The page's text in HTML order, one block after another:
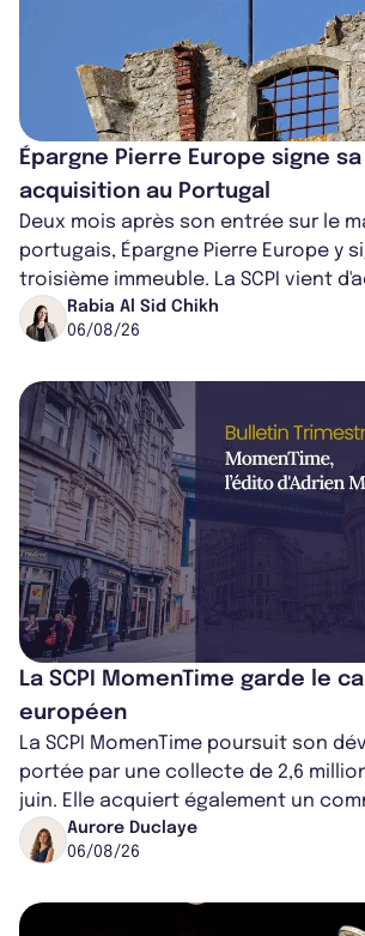
Épargne Pierre Europe signe
acquisition au Portugal
Deux mois après son entrée sur le
portugais, Épargne Pierre Europe y
troisième immeuble. La SCPI vient
dans le centre du pays, un établis...
Rabia Al Sid Chikh
06/08/26
La SCPI MomenTime garde le
européen
La SCPI MomenTime poursuit son
portée par une collecte de 2,6
juin. Elle acquiert également un
Worcester, place une plateforme
Aurore Duclaye
06/08/26